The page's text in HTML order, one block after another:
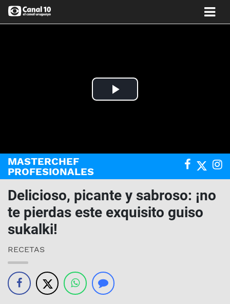
Play
MASTERCHEF
PROFESIONALES
Delicioso, picante y sabroso: ¡no
te pierdas este exquisito guiso
sukalki!
RECETAS